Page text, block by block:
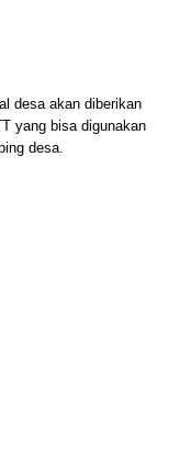
desa akan diberikan
yang bisa digunakan
desa.